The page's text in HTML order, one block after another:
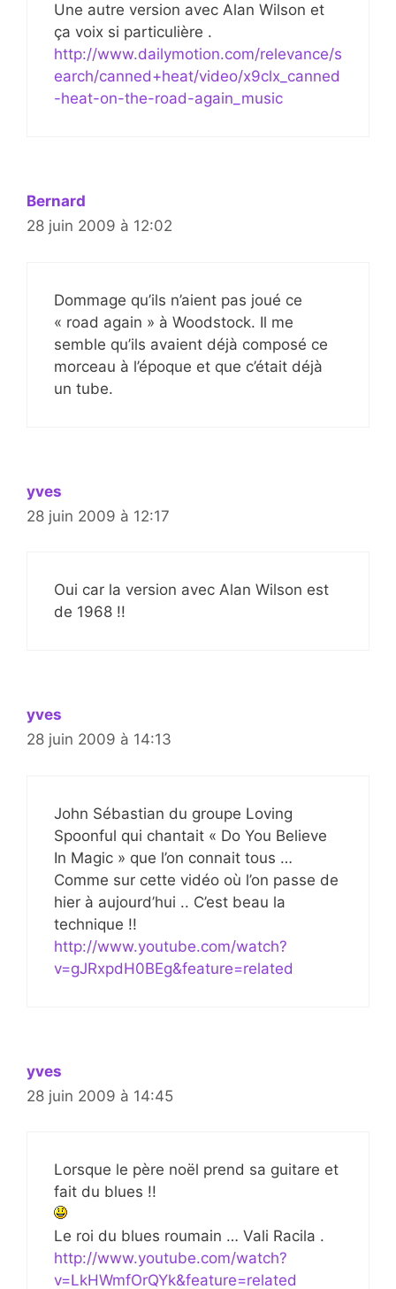
Une autre version avec Alan Wilson et
ça voix si particulière .
http://www.dailymotion.com/relevance/s
earch/canned+heat/video/x9clx_canned
-heat-on-the-road-again_music
Bernard
28 juin 2009 à 12:02
Dommage qu’ils n’aient pas joué ce
« road again » à Woodstock. Il me
semble qu’ils avaient déjà composé ce
morceau à l’époque et que c’était déjà
un tube.
yves
28 juin 2009 à 12:17
Oui car la version avec Alan Wilson est
de 1968 !!
yves
28 juin 2009 à 14:13
John Sébastian du groupe Loving
Spoonful qui chantait « Do You Believe
In Magic » que l’on connait tous …
Comme sur cette vidéo où l’on passe de
hier à aujourd’hui .. C’est beau la
technique !!
http://www.youtube.com/watch?
v=gJRxpdH0BEg&feature=related
yves
28 juin 2009 à 14:45
Lorsque le père noël prend sa guitare et
fait du blues !!
Le roi du blues roumain … Vali Racila .
http://www.youtube.com/watch?
v=LkHWmfOrQYk&feature=related